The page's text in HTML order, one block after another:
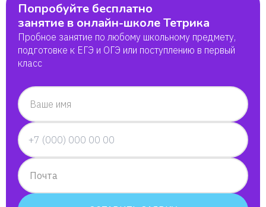
Попробуйте бесплатно
занятие в онлайн-школе Тетрика
Пробное занятие по любому школьному предмету,
подготовке к ЕГЭ и ОГЭ или поступлению в первый
класс
Ваше имя
Почта